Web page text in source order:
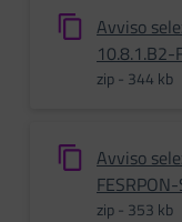
Avviso
zip - 344 kb
Avviso
zip - 353 kb